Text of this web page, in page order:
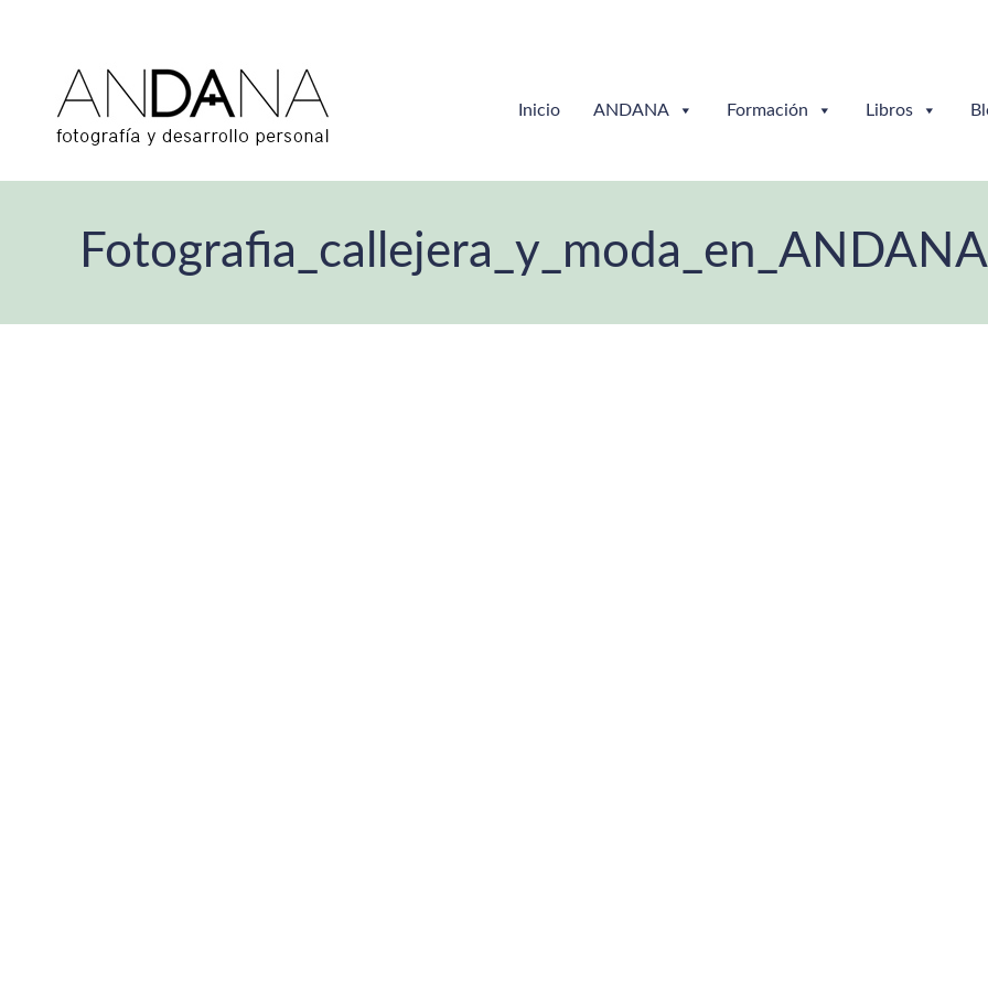
Inicio ANDANA Formación Libros